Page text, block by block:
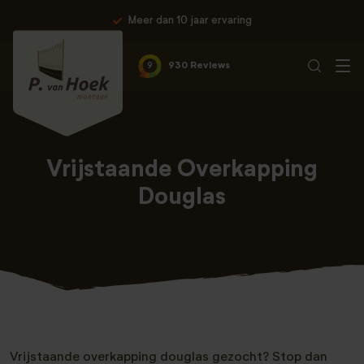
Meer dan 10 jaar ervaring
9 930 Reviews
Vrijstaande Overkapping
Douglas
Vrijstaande overkapping douglas gezocht? Stop dan